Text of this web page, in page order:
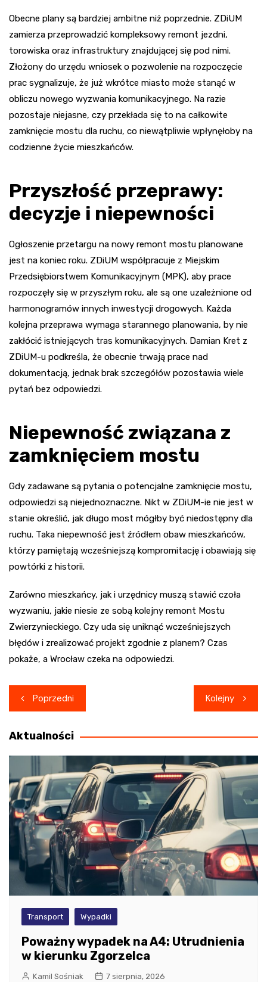
Obecne plany są bardziej ambitne niż poprzednie. ZDiUM
zamierza przeprowadzić kompleksowy remont jezdni,
torowiska oraz infrastruktury znajdującej się pod nimi.
Złożony do urzędu wniosek o pozwolenie na rozpoczęcie
prac sygnalizuje, że już wkrótce miasto może stanąć w
obliczu nowego wyzwania komunikacyjnego. Na razie
pozostaje niejasne, czy przekłada się to na całkowite
zamknięcie mostu dla ruchu, co niewątpliwie wpłynęłoby na
codzienne życie mieszkańców.
Przyszłość przeprawy:
decyzje i niepewności
Ogłoszenie przetargu na nowy remont mostu planowane
jest na koniec roku. ZDiUM współpracuje z Miejskim
Przedsiębiorstwem Komunikacyjnym (MPK), aby prace
rozpoczęły się w przyszłym roku, ale są one uzależnione od
harmonogramów innych inwestycji drogowych. Każda
kolejna przeprawa wymaga starannego planowania, by nie
zakłócić istniejących tras komunikacyjnych. Damian Kret z
ZDiUM-u podkreśla, że obecnie trwają prace nad
dokumentacją, jednak brak szczegółów pozostawia wiele
pytań bez odpowiedzi.
Niepewność związana z
zamknięciem mostu
Gdy zadawane są pytania o potencjalne zamknięcie mostu,
odpowiedzi są niejednoznaczne. Nikt w ZDiUM-ie nie jest w
stanie określić, jak długo most mógłby być niedostępny dla
ruchu. Taka niepewność jest źródłem obaw mieszkańców,
którzy pamiętają wcześniejszą kompromitację i obawiają się
powtórki z historii.
Zarówno mieszkańcy, jak i urzędnicy muszą stawić czoła
wyzwaniu, jakie niesie ze sobą kolejny remont Mostu
Zwierzynieckiego. Czy uda się uniknąć wcześniejszych
błędów i zrealizować projekt zgodnie z planem? Czas
pokaże, a Wrocław czeka na odpowiedzi.
Nawigacja
wpisu
Poprzedni Kolejny
Aktualności
Transport Wypadki
Poważny wypadek na A4: Utrudnienia
w kierunku Zgorzelca
Kamil Sośniak 7 sierpnia, 2026